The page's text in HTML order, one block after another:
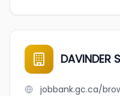
DAVINDER